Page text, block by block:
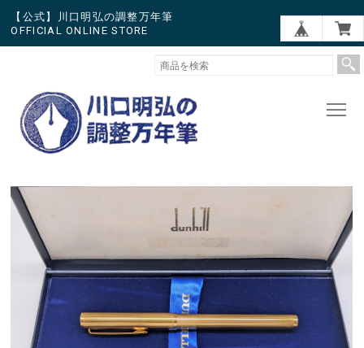
【公式】川口明弘の調整万年筆
OFFICIAL ONLINE STORE